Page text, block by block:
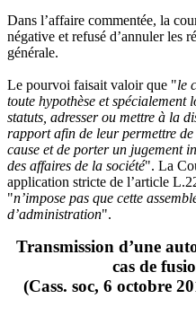
Dans l’affaire commentée, la
négative et refusé d’annuler les
générale.
Le pourvoi faisait valoir que "le
toute hypothèse et spécialement
statuts, adresser ou mettre à la
rapport afin de leur permettre
cause et de porter un jugement
des affaires de la société". La
application stricte de l’article
"n’impose pas que cette
d’administration".
Transmission d’une
cas de
(Cass. soc, 6 octobre